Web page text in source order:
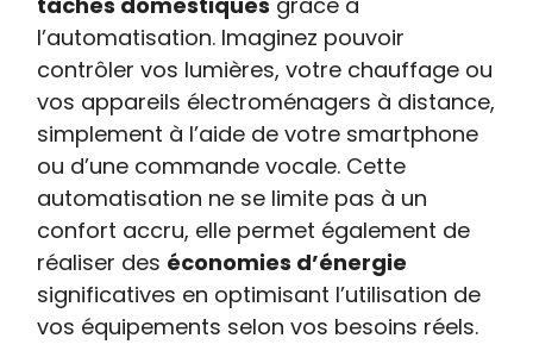
l’automatisation. Imaginez pouvoir
contrôler vos lumières, votre chauffage ou
vos appareils électroménagers à distance,
simplement à l’aide de votre smartphone
ou d’une commande vocale. Cette
automatisation ne se limite pas à un
confort accru, elle permet également de
réaliser des économies d’énergie
significatives en optimisant l’utilisation de
vos équipements selon vos besoins réels.